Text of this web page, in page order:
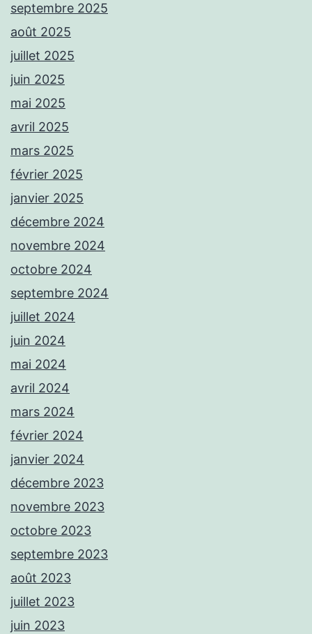
septembre 2025
août 2025
juillet 2025
juin 2025
mai 2025
avril 2025
mars 2025
février 2025
janvier 2025
décembre 2024
novembre 2024
octobre 2024
septembre 2024
juillet 2024
juin 2024
mai 2024
avril 2024
mars 2024
février 2024
janvier 2024
décembre 2023
novembre 2023
octobre 2023
septembre 2023
août 2023
juillet 2023
juin 2023